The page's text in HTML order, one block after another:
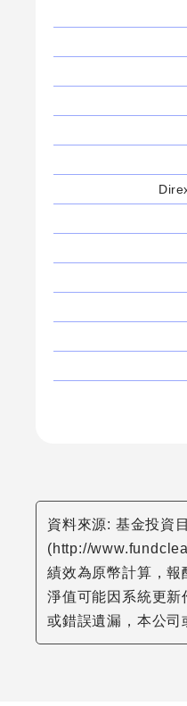
資料來源: 基金投資
(http://
績效為原幣計算，報
淨值可能因系統更
或錯誤遺漏，本公司